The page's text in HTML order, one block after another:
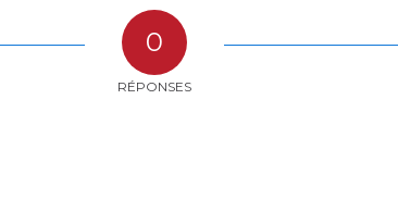
0
RÉPONSES